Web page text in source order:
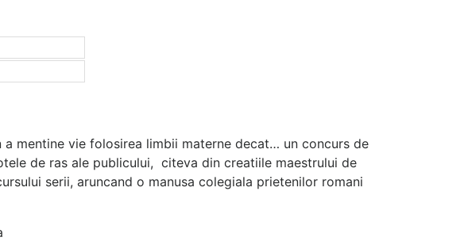
mentine vie folosirea limbii materne decat… un concurs de
de ras ale publicului, citeva din creatiile maestrului de
serii, aruncand o manusa colegiala prietenilor romani